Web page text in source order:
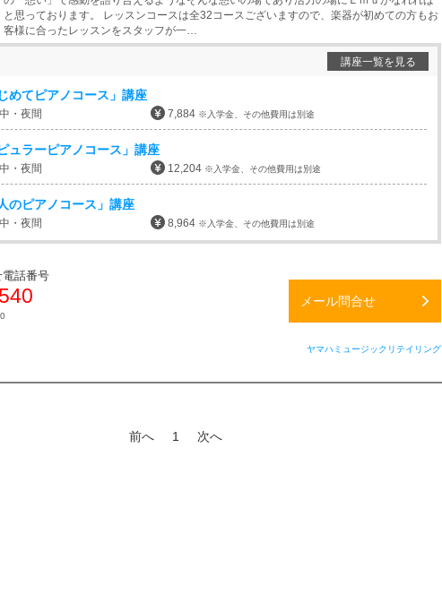
と思っております。 レッスンコースは全32コースございますので、楽器が初めての方もお
客様に合ったレッスンをスタッフが一…
講座一覧を見る
めてピアノコース」講座
・夜間 7,884 ※入学金、その他費用は別途
ピュラーピアノコース」講座
・夜間 12,204 ※入学金、その他費用は別途
のピアノコース」講座
・夜間 8,964 ※入学金、その他費用は別途
話番号
メール問合せ
ヤマハミュージックリテイリング
前へ 1 次へ